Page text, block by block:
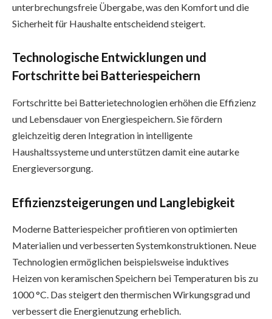
unterbrechungsfreie Übergabe, was den Komfort und die
Sicherheit für Haushalte entscheidend steigert.
Technologische Entwicklungen und
Fortschritte bei Batteriespeichern
Fortschritte bei Batterietechnologien erhöhen die Effizienz
und Lebensdauer von Energiespeichern. Sie fördern
gleichzeitig deren Integration in intelligente
Haushaltssysteme und unterstützen damit eine autarke
Energieversorgung.
Effizienzsteigerungen und Langlebigkeit
Moderne Batteriespeicher profitieren von optimierten
Materialien und verbesserten Systemkonstruktionen. Neue
Technologien ermöglichen beispielsweise induktives
Heizen von keramischen Speichern bei Temperaturen bis zu
1000 °C. Das steigert den thermischen Wirkungsgrad und
verbessert die Energienutzung erheblich.